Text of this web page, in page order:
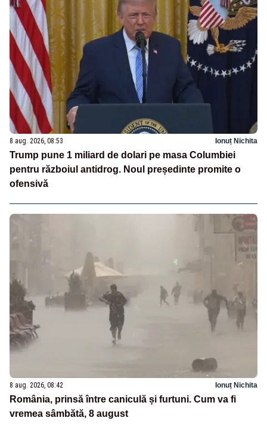
8 aug. 2026, 08:53 Ionuț Nichita
Trump pune 1 miliard de dolari pe masa Columbiei
pentru războiul antidrog. Noul președinte promite o
ofensivă
8 aug. 2026, 08:42 Ionuț Nichita
România, prinsă între caniculă și furtuni. Cum va fi
vremea sâmbătă, 8 august